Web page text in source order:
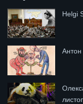
Helgi